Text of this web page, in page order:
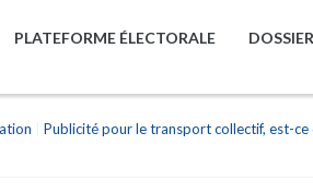
PLATEFORME ÉLECTORALE
Publicité pour le transport collectif, est-ce